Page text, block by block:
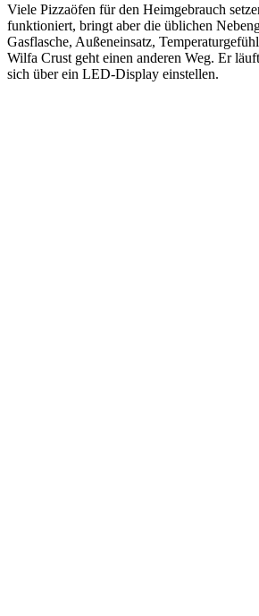
Viele Pizzaöfen für den Heimgebrauch
funktioniert, bringt aber die üblichen
Gasflasche, Außeneinsatz,
Wilfa Crust geht einen anderen Weg. Er
sich über ein LED-Display einstellen.